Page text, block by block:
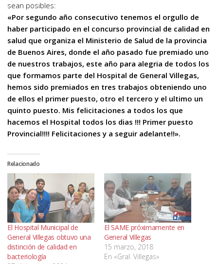
sean posibles:
«Por segundo año consecutivo tenemos el orgullo de
haber participado en el concurso provincial de calidad en
salud que organiza el Ministerio de Salud de la provincia
de Buenos Aires, donde el año pasado fue premiado uno
de nuestros trabajos, este año para alegria de todos los
que formamos parte del Hospital de General Villegas,
hemos sido premiados en tres trabajos obteniendo uno
de ellos el primer puesto, otro el tercero y el ultimo un
quinto puesto. Mis felicitaciones a todos los que
hacemos el Hospital todos los dias !!! Primer puesto
Provincial!!!! Felicitaciones y a seguir adelante!!».
Relacionado
El Hospital Municipal de
General Villegas obtuvo una
distinción de calidad en
bacteriología
El SAME próximamente en
General Villegas
15 marzo, 2018
En «Gral. Villegas»